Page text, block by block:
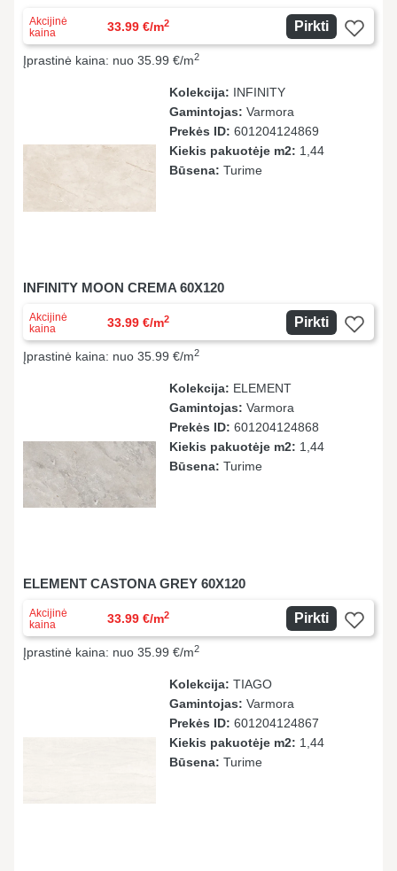
Akcijinė
kaina
33.99 €/m2 Pirkti
Įprastinė kaina: nuo 35.99 €/m2
Kolekcija: INFINITY
Gamintojas: Varmora
Prekės ID: 601204124869
Kiekis pakuotėje m2: 1,44
Būsena: Turime
INFINITY MOON CREMA 60X120
Akcijinė
kaina
33.99 €/m2 Pirkti
Įprastinė kaina: nuo 35.99 €/m2
Kolekcija: ELEMENT
Gamintojas: Varmora
Prekės ID: 601204124868
Kiekis pakuotėje m2: 1,44
Būsena: Turime
ELEMENT CASTONA GREY 60X120
Akcijinė
kaina
33.99 €/m2 Pirkti
Įprastinė kaina: nuo 35.99 €/m2
Kolekcija: TIAGO
Gamintojas: Varmora
Prekės ID: 601204124867
Kiekis pakuotėje m2: 1,44
Būsena: Turime